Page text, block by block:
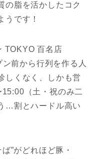
の脂を活かしたコク
うです！
TOKYO 百名店
前から行列を作る人
しくなく、しかも営
（土・祝のみ二
…割とハードル高い
”がどれほど豚・